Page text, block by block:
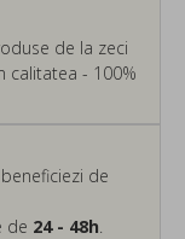
de la zeci
calitatea - 100%
de
de 24 - 48h